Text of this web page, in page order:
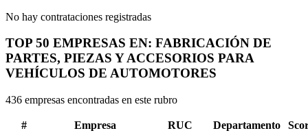
No hay contrataciones registradas
TOP 50 EMPRESAS EN: FABRICACIÓN DE
PARTES, PIEZAS Y ACCESORIOS PARA
VEHÍCULOS DE AUTOMOTORES
436 empresas encontradas en este rubro
# Empresa RUC Departamento